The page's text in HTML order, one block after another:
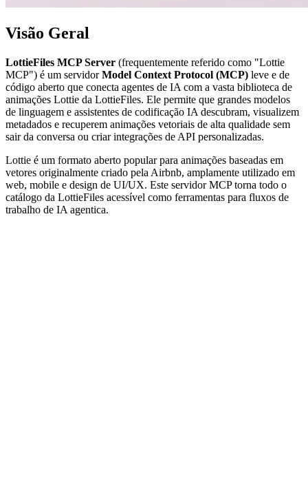
Visão Geral
LottieFiles MCP Server (frequentemente referido como "Lottie
MCP") é um servidorModel Context Protocol (MCP) leve e de
código aberto que conecta agentes de IA com a vasta biblioteca de
animações Lottie da LottieFiles. Ele permite que grandes modelos
de linguagem e assistentes de codificação IA descubram, visualizem
metadados e recuperem animações vetoriais de alta qualidade sem
sair da conversa ou criar integrações de API personalizadas.
Lottie é um formato aberto popular para animações baseadas em
vetores originalmente criado pela Airbnb, amplamente utilizado em
web, mobile e design de UI/UX. Este servidor MCP torna todo o
catálogo da LottieFiles acessível como ferramentas para fluxos de
trabalho de IA agentica.